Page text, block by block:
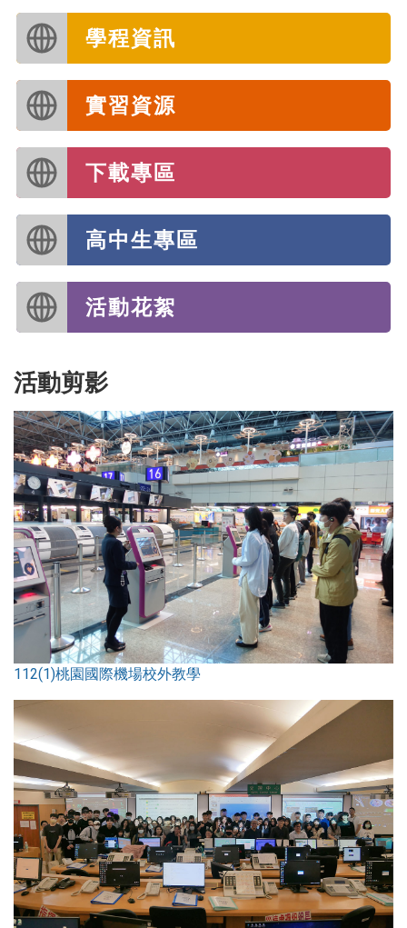
學程資訊
實習資源
下載專區
高中生專區
活動花絮
活動剪影
112(1)桃園國際機場校外教學